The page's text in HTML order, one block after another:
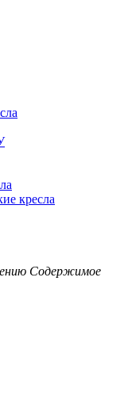
кресла
Содержимое